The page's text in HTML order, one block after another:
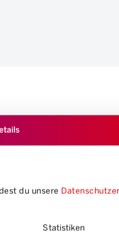
du unsere
Statistiken
les cotisations
de 10’033 francs. Après
nous constatons que les impôts
mettre de l’argent de côté à
770) et de l’alimentation
au menu...